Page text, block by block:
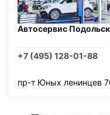
Автосервис Подольск
+7 (495) 128-01-88
пр-т Юных ленинцев